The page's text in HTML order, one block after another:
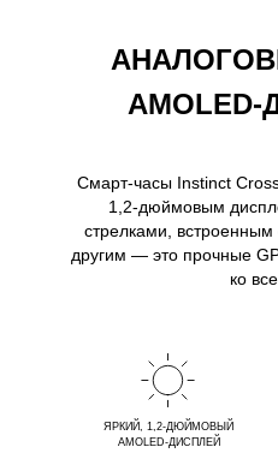
ЯРКИЙ, 1,2-ДЮЙМОВЫЙ
AMOLED-ДИСПЛЕЙ
Смарт-часы Instinct
1,2-дюймовым
стрелками,
другим — это прочные
ко